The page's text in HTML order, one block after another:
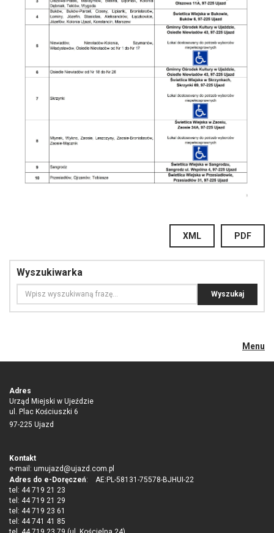
PDF
XML
Wyszukiwarka
Menu
Adres
Urząd Miejski w Ujeździe
ul. Plac Kościuszki 6
97-225 Ujazd
Kontakt
e-mail: umujazd@ujazd.com.pl
Adres do e-Doręczeń: AE:PL-58131-75578-BJHUI-22
tel: 44 719 21 23
tel: 44 719 21 29
tel: 44 719 23 61
tel: 44 741 41 85